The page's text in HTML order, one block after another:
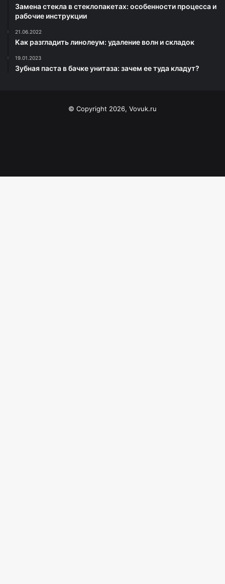
Замена стекла в стеклопакетах: особенности процесса и
рабочие инструкции
21.06.2022
Как разгладить линолеум: удаление волн и складок
19.01.2023
Зубная паста в бачке унитаза: зачем ее туда кладут?
© Copyright 2026, Vovuk.ru